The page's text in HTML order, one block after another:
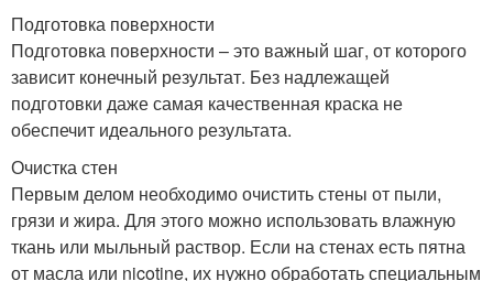
Подготовка поверхности
Подготовка поверхности – это важный шаг, от которого
зависит конечный результат. Без надлежащей
подготовки даже самая качественная краска не
обеспечит идеального результата.
Очистка стен
Первым делом необходимо очистить стены от пыли,
грязи и жира. Для этого можно использовать влажную
ткань или мыльный раствор. Если на стенах есть пятна
от масла или nicotine, их нужно обработать специальным